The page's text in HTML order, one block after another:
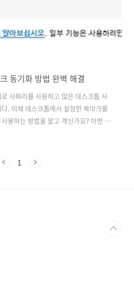
동기화 방법 완벽 해결
사파리를 사용하고 많은 데스크톱 사
. 이때 데스크톱에서 설정한 북마크를
용하는 방법을 알고 계신가요? 이번 포
크를 아이폰 사파리에 즐겨찾기로 동
적으로 완료되실 겁니다. 북마크 동기
1